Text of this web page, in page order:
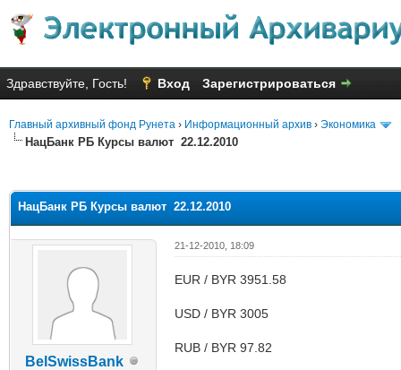
Здравствуйте, Гость! Вход Зарегистрироваться
Главный архивный фонд Рунета › Информационный архив › Экономика
НацБанк РБ Курсы валют 22.12.2010
НацБанк РБ Курсы валют 22.12.2010
BelSwissBank
21-12-2010, 18:09
EUR / BYR 3951.58
USD / BYR 3005
RUB / BYR 97.82